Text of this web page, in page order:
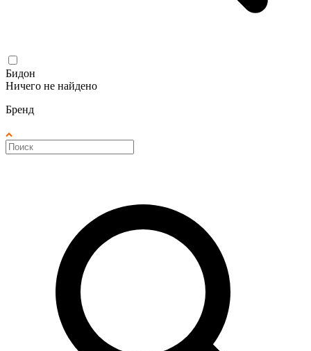
Бидон
Ничего не найдено
Бренд